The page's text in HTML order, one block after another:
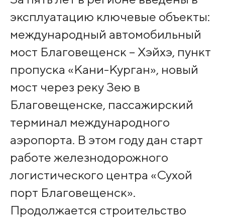
эксплуатацию ключевые объекты:
международный автомобильный
мост Благовещенск – Хэйхэ, пункт
пропуска «Кани-Курган», новый
мост через реку Зею в
Благовещенске, пассажирский
терминал международного
аэропорта. В этом году дан старт
работе железнодорожного
логистического центра «Сухой
порт Благовещенск».
Продолжается строительство